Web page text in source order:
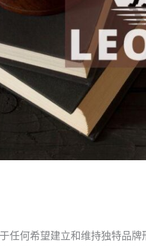
任何希望建立和维持独特品